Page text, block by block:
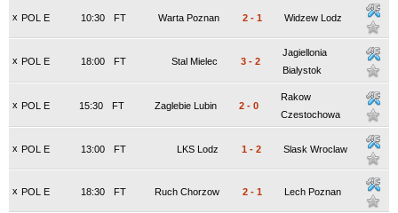
x POL E FT
10:30 Warta Poznan 2 - 1 Widzew Lodz
x POL E FT
18:00 Stal Mielec 3 - 2
Jagiellonia
Bialystok
x POL E FT
15:30 Zaglebie Lubin 2 - 0
Rakow
Czestochowa
x POL E FT
13:00 LKS Lodz 1 - 2 Slask Wroclaw
x POL E FT
18:30 Ruch Chorzow 2 - 1 Lech Poznan